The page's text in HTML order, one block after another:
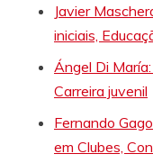
Javier
iniciais,
Ángel Di
Carreira juvenil
Fernando
em Clubes,